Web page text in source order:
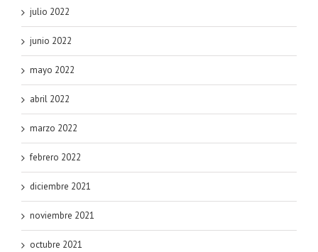
julio 2022
junio 2022
mayo 2022
abril 2022
marzo 2022
febrero 2022
diciembre 2021
noviembre 2021
octubre 2021